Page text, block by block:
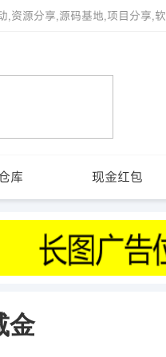
,资源分享,源码基地,项目分享,软
库 现金红包
金